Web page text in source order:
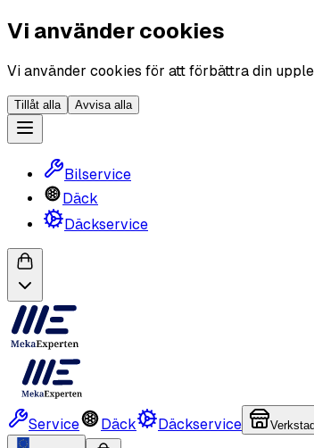
Vi använder cookies
Vi använder cookies för att förbättra din
Tillåt alla Avvisa alla
Bilservice
Däck
Däckservice
Service Däck Däckservice Verkstad